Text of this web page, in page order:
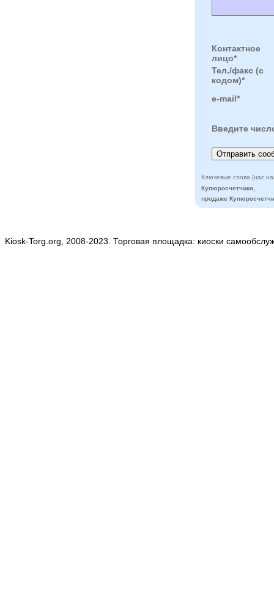
Контактное
лицо*
Тел./факс (с
кодом)*
e-mail*
Введите
Ключевые слова (нас
Купюросчетчики,
продаже
Kiosk-Torg.org, 2008-2023. Торговая площадка: киоски